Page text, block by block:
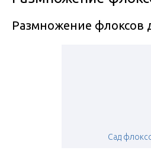
Размножение флоксов
Сад